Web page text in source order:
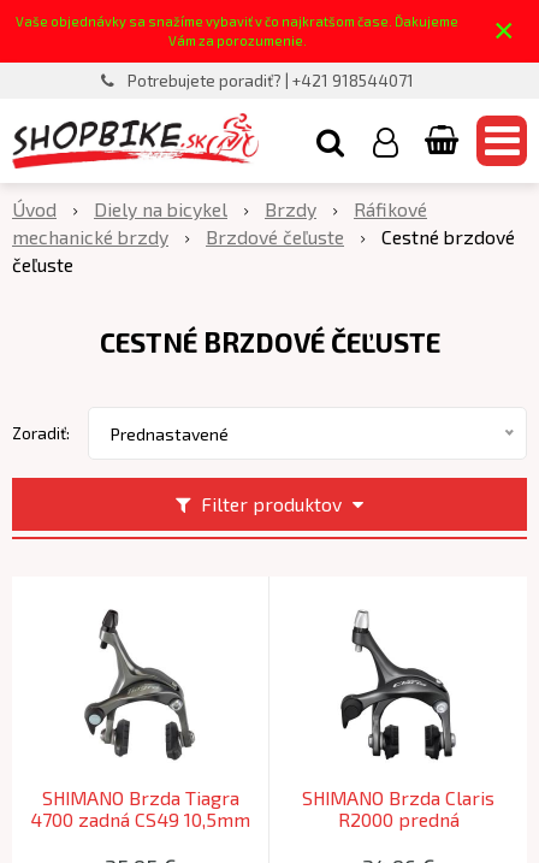
Vaše objednávky sa snažíme vybaviť v čo najkratšom čase. Ďakujeme
Vám za porozumenie.
×
Potrebujete poradiť? | +421 918544071
Úvod Diely na bicykel Brzdy
Ráfikové
mechanické brzdy
Brzdové čeľuste
Cestné brzdové
čeľuste
CESTNÉ BRZDOVÉ ČEĽUSTE
Filter produktov
Zoradiť: Prednastavené
SHIMANO Brzda Tiagra
4700 zadná CS49 10,5mm
SHIMANO Brzda Claris
R2000 predná